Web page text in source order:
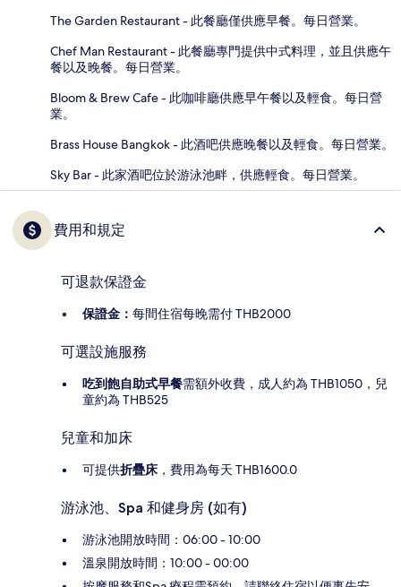
The Garden Restaurant - 此餐廳僅供應早餐。每日營業。
Chef Man Restaurant - 此餐廳專門提供中式料理，並且供應午
餐以及晚餐。每日營業。
Bloom & Brew Cafe - 此咖啡廳供應早午餐以及輕食。每日營
業。
Brass House Bangkok - 此酒吧供應晚餐以及輕食。每日營業。
Sky Bar - 此家酒吧位於游泳池畔，供應輕食。每日營業。
費用和規定
可退款保證金
保證金： 每間住宿每晚需付 THB2000
可選設施服務
吃到飽自助式早餐需額外收費，成人約為 THB1050，兒
童約為 THB525
兒童和加床
可提供折疊床 ，費用為每天 THB1600.0
游泳池、Spa 和健身房 (如有)
游泳池開放時間：06:00 - 10:00
溫泉開放時間：10:00 - 00:00